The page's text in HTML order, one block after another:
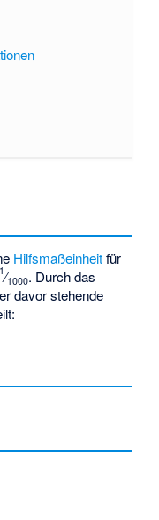
Hilfsmaßeinheitfür
1⁄1000. Durch das
davor stehende